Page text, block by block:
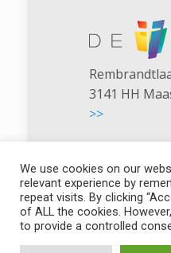
3141 HH
>>
De Ark -
We use cookies on our
relevant experience by
repeat visits. By clicking
of ALL the cookies.
to provide a controlled